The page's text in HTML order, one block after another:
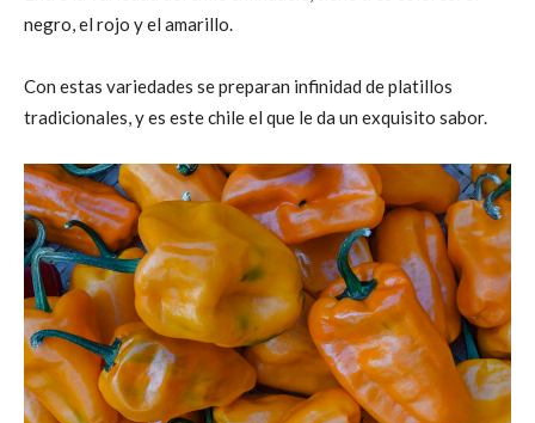
negro, el rojo y el amarillo.
Con estas variedades se preparan infinidad de platillos
tradicionales, y es este chile el que le da un exquisito sabor.